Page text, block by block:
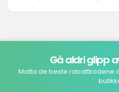
Gå aldri glipp
Motta de beste rabattkodene